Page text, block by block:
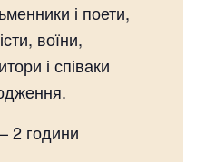
і поети,
воїни,
і співаки
2 години